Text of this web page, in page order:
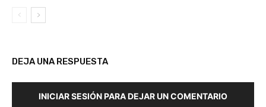
DEJA UNA RESPUESTA
INICIAR SESIÓN PARA DEJAR UN COMENTARIO